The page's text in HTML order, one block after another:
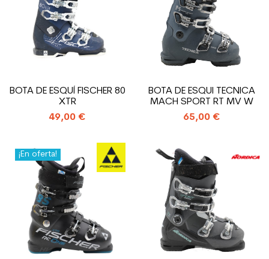
BOTA DE ESQUÍ FISCHER 80
XTR
49,00 €
BOTA DE ESQUI TECNICA
MACH SPORT RT MV W
65,00 €
¡En oferta!